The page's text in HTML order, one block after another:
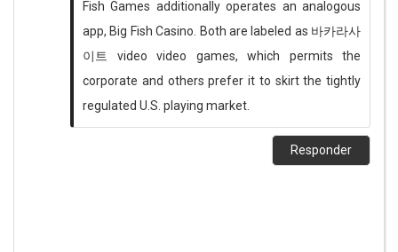
Fish Games additionally operates an analogous
app, Big Fish Casino. Both are labeled as 바카라사
이트
video video games, which permits the
corporate and others prefer it to skirt the tightly
regulated U.S. playing market.
Responder